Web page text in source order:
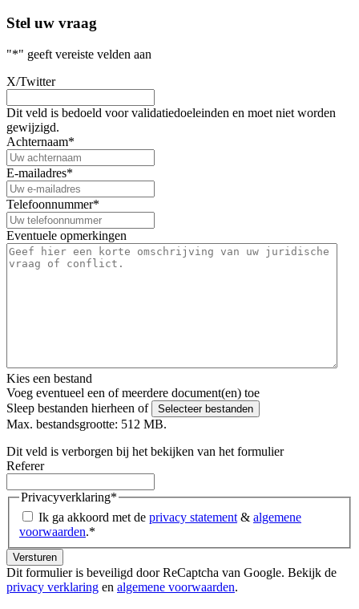
Stel uw vraag
"*" geeft vereiste velden aan
X/Twitter
Dit veld is bedoeld voor validatiedoeleinden en moet niet worden
gewijzigd.
Achternaam*
E-mailadres*
Telefoonnummer*
Eventuele opmerkingen
Kies een bestand
Voeg eventueel een of meerdere document(en) toe
Sleep bestanden hierheen of
Selecteer bestanden
Max. bestandsgrootte: 512 MB.
Dit veld is verborgen bij het bekijken van het formulier
Referer
Privacyverklaring*
Ik ga akkoord met de privacy statement & algemene
voorwaarden.*
Dit formulier is beveiligd door ReCaptcha van Google. Bekijk de
privacy verklaring en algemene voorwaarden.